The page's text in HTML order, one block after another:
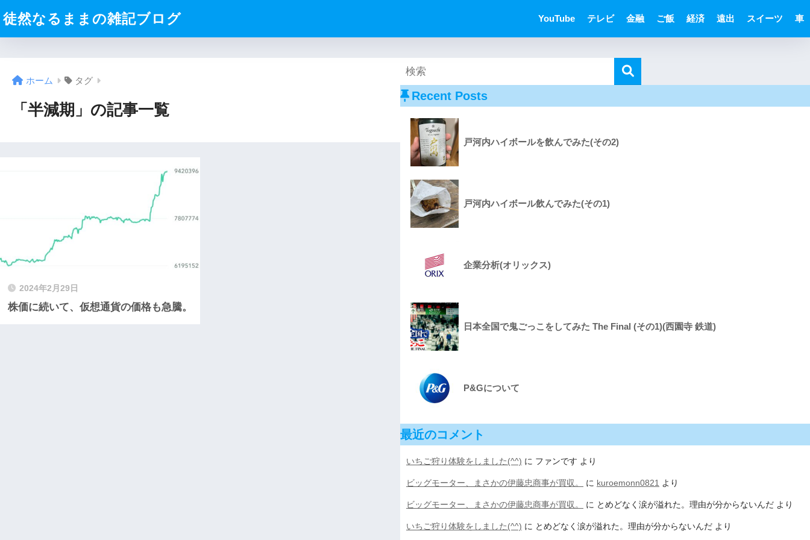
徒然なるままの雑記ブログ YouTube テレビ 金融 ご飯 経済 遠出 スイーツ 車
ホーム タグ
「半減期」の記事一覧
2024年2月29日
株価に続いて、仮想通貨の価格も急騰。
Recent Posts
戸河内ハイボールを飲んでみた(その2)
戸河内ハイボール飲んでみた(その1)
企業分析(オリックス)
日本全国で鬼ごっこをしてみた The Final (その1)(西園寺 鉄道)
P&Gについて
最近のコメント
いちご狩り体験をしました(^^) に ファンです より
ビッグモーター、まさかの伊藤忠商事が買収。 に kuroemonn0821 より
ビッグモーター、まさかの伊藤忠商事が買収。 に とめどなく涙が溢れた。理由が分からないんだ より
いちご狩り体験をしました(^^) に とめどなく涙が溢れた。理由が分からないんだ より